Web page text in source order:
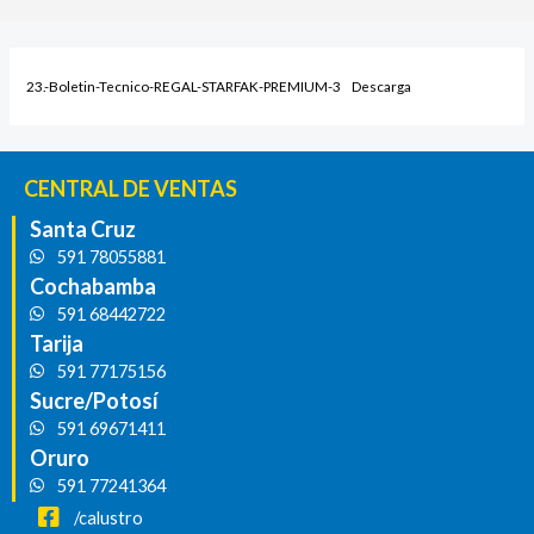
23.-Boletin-Tecnico-REGAL-STARFAK-PREMIUM-3 Descarga
CENTRAL DE VENTAS
Santa Cruz
591 78055881
Cochabamba
591 68442722
Tarija
591 77175156
Sucre/Potosí
591 69671411
Oruro
591 77241364
/calustro